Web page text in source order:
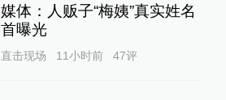
媒体：人贩子“梅姨”真实姓名
首曝光
直击现场 11小时前 47评